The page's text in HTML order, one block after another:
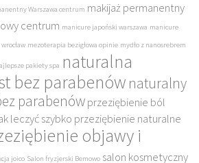
Warszawa centrum makijaż permanentny
centrum manicure japoński warszawa manicure
mezoterapia bezigłowa opinie mydło z nanosrebrem
pakiety spa naturalna
bez parabenów naturalny
parabenówprzeziębienie ból
leczyć szybko przeziębienie naturalne
objawy i
joico Salon fryzjerski Bemowo salon kosmetyczny